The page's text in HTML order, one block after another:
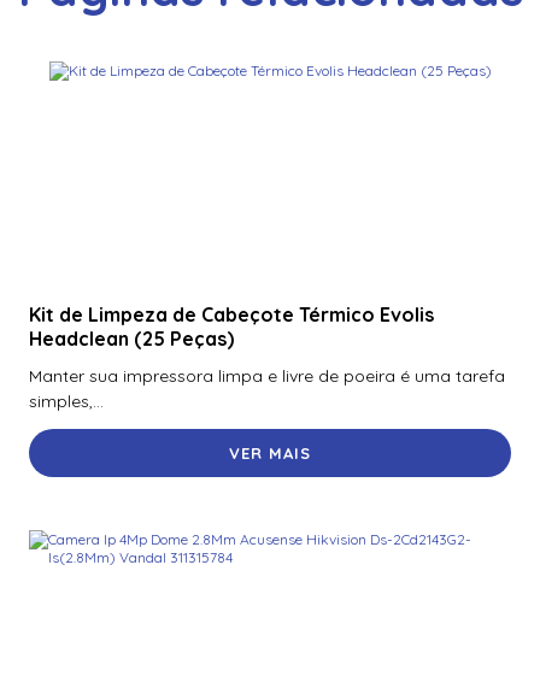
Kit de Limpeza de Cabeçote Térmico Evolis
Headclean (25 Peças)
Manter sua impressora limpa e livre de poeira é uma tarefa
simples,...
VER MAIS